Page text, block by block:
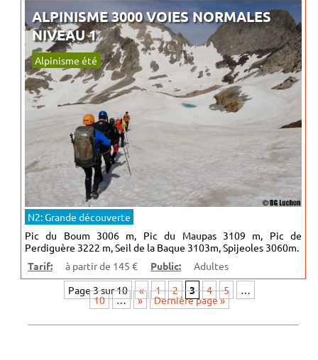
ALPINISME 3000 VOIES NORMALES
NIVEAU 1
Alpinisme été
N2: Grande découverte
Pic du Boum 3006 m, Pic du Maupas 3109 m, Pic de
Perdiguère 3222 m, Seil de la Baque 3103m, Spijeoles 3060m.
Tarif:
à partir de 145 € Public:
Adultes
Page 3 sur 10
« 1 2 3 4 5 …
10 … » Dernière page »